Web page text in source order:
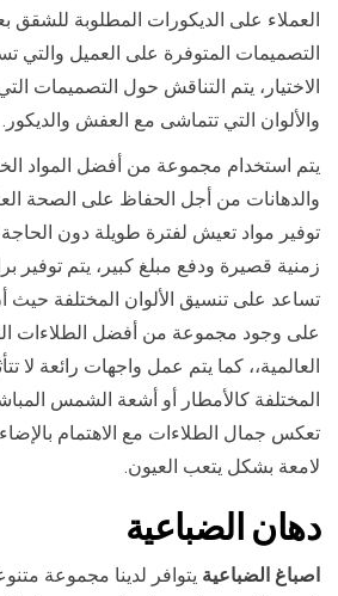
العملاء على الديكورات المطلوبة
التصميمات المتوفرة على العميل والتي
الاختيار، يتم التناقش حول التصميمات
والألوان التي تتماشى مع العفش والديكور.
يتم استخدام مجموعة من أفضل المواد
والدهانات من أجل الحفاظ على الصحة
توفير مواد تعيش لفترة طويلة دون
زمنية قصيرة ودفع مبلغ كبير، يتم توفير
تساعد على تنسيق الألوان المختلفة حيث
على وجود مجموعة من أفضل الطلاءات
العالمية،، كما يتم عمل واجهات رائعة لا
المختلفة كالأمطار أو أشعة الشمس
تعكس جمال الطلاءات مع الاهتمام بالإضاءة
لامعة بشكل يتعب العيون.
دهان الضباعية
اصباغ الضباعية يتوافر لدينا مجموعة